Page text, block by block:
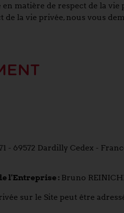
matière de respect de la vie
la vie privée, nous vous
- 69572 Dardilly Cedex -
l'Entreprise : Bruno
sur le Site peut être